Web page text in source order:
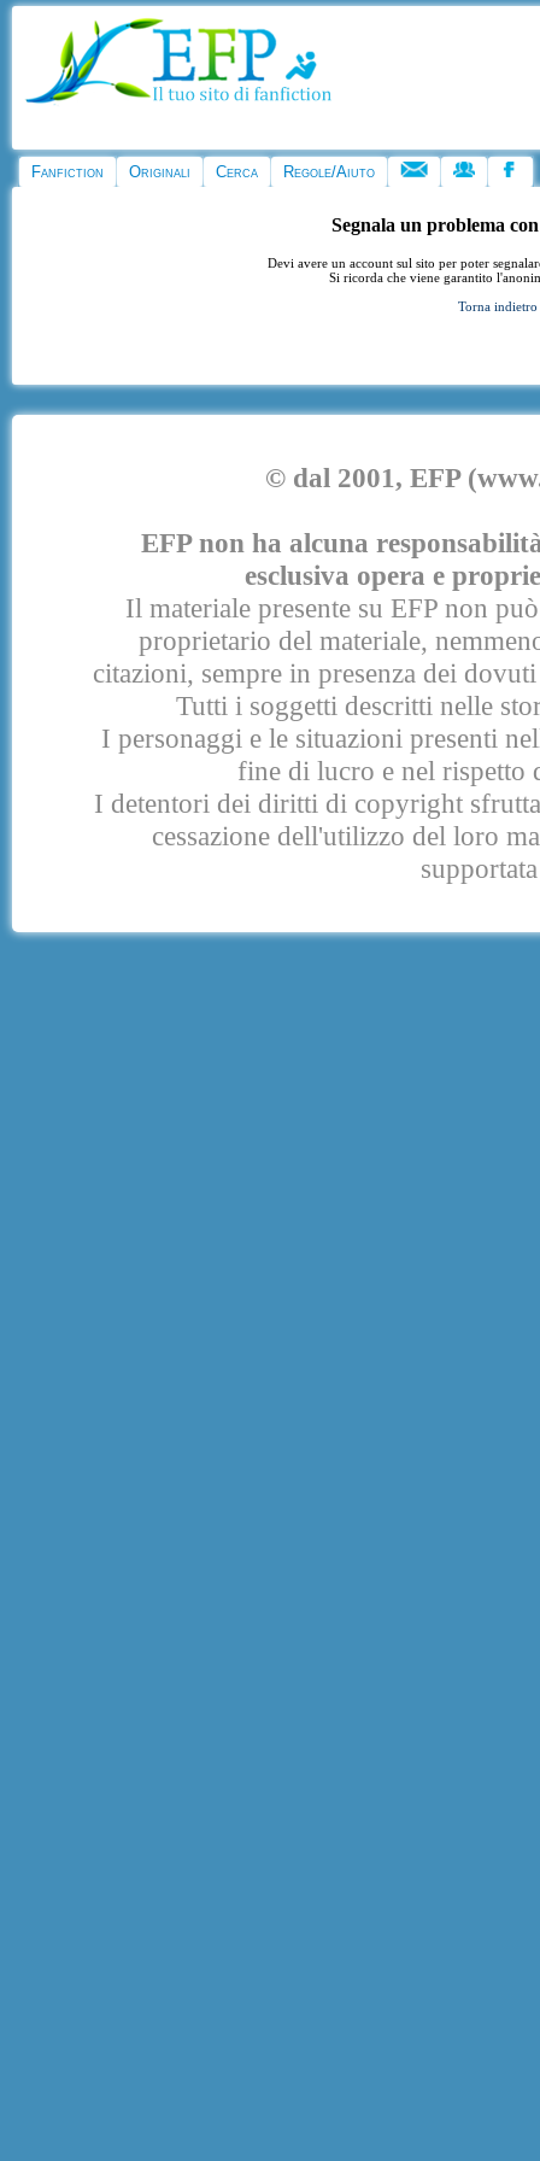
Fanfiction Originali Cerca Regole/Aiuto
Segnala un problema
Devi avere un account sul sito per poter
Si ricorda che viene garantito
Torna indietro
© dal 2001, EFP
EFP non ha alcuna
esclusiva opera e
Il materiale presente su EFP non
proprietario del materiale,
citazioni, sempre in presenza dei
Tutti i soggetti descritti nelle
I personaggi e le situazioni presenti
fine di lucro e nel rispetto
I detentori dei diritti di copyright
cessazione dell'utilizzo del loro